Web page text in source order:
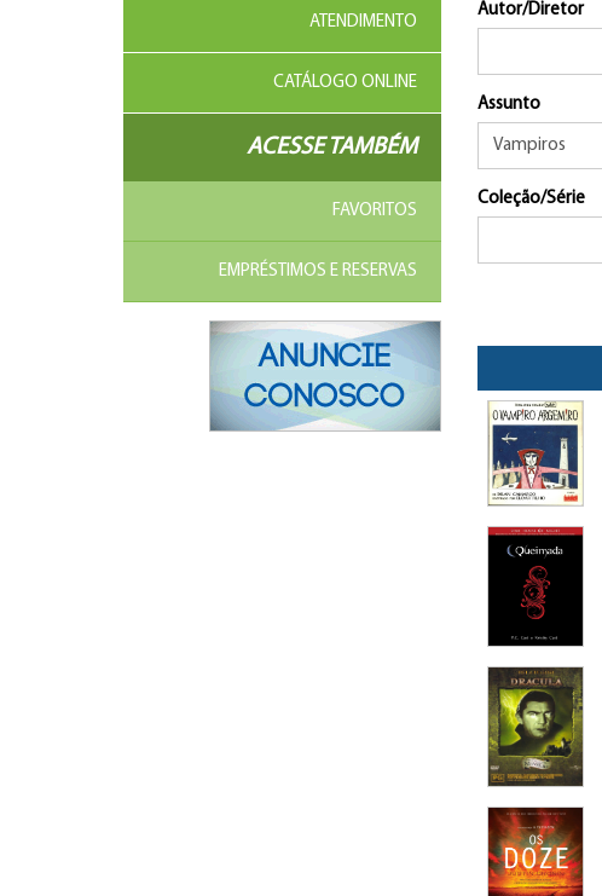
ATENDIMENTO
CATÁLOGO ONLINE
ACESSE TAMBÉM
FAVORITOS
EMPRÉSTIMOS E RESERVAS
Autor/Diretor
Assunto
Coleção/Série